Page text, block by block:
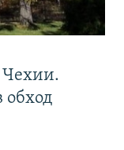
Чехии.
обход